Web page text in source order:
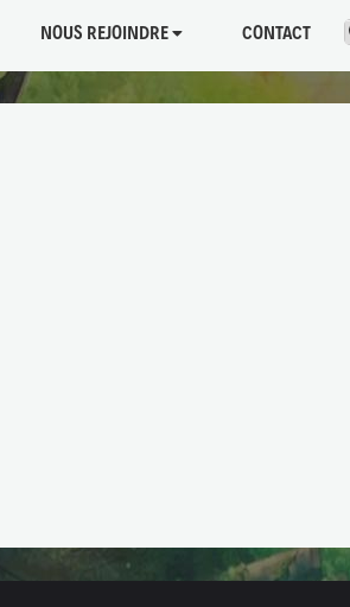
NOUS REJOINDRE CONTACT